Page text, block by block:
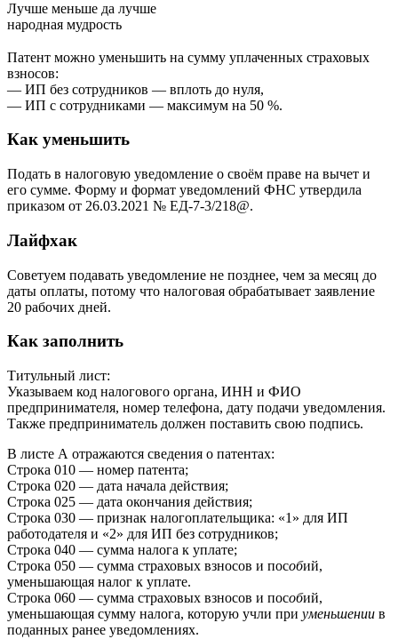
Лучше меньше да лучше
народная мудрость
Патент можно уменьшить на сумму уплаченных страховых
взносов:
— ИП без сотрудников — вплоть до нуля,
— ИП с сотрудниками — максимум на 50 %.
Как уменьшить
Подать в налоговую уведомление о своём праве на вычет и
его сумме. Форму и формат уведомлений ФНС утвердила
приказом от 26.03.2021 № ЕД-7-3/218@.
Лайфхак
Советуем подавать уведомление не позднее, чем за месяц до
даты оплаты, потому что налоговая обрабатывает заявление
20 рабочих дней.
Как заполнить
Титульный лист:
Указываем код налогового органа, ИНН и ФИО
предпринимателя, номер телефона, дату подачи уведомления.
Также предприниматель должен поставить свою подпись.
В листе А отражаются сведения о патентах:
Строка 010 — номер патента;
Строка 020 — дата начала действия;
Строка 025 — дата окончания действия;
Строка 030 — признак налогоплательщика: «1» для ИП
работодателя и «2» для ИП без сотрудников;
Строка 040 — сумма налога к уплате;
Строка 050 — сумма страховых взносов и пособий,
уменьшающая налог к уплате.
Строка 060 — сумма страховых взносов и пособий,
уменьшающая сумму налога, которую учли при уменьшении в
поданных ранее уведомлениях.